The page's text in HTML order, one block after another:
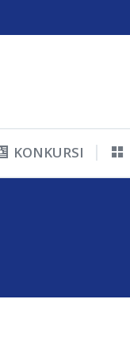
KONKURSI